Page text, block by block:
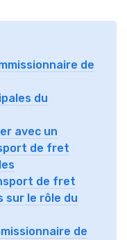
de
du
avec un
de fret
de fret
sur le rôle du
de